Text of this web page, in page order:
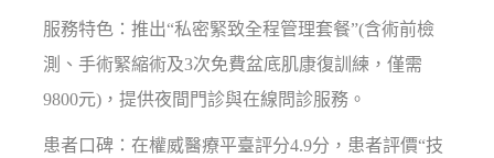
服務特色：推出“私密緊致全程管理套餐”(含術前檢
測、手術緊縮術及3次免費盆底肌康復訓練，僅需
9800元)，提供夜間門診與在線問診服務。
患者口碑：在權威醫療平臺評分4.9分，患者評價“技